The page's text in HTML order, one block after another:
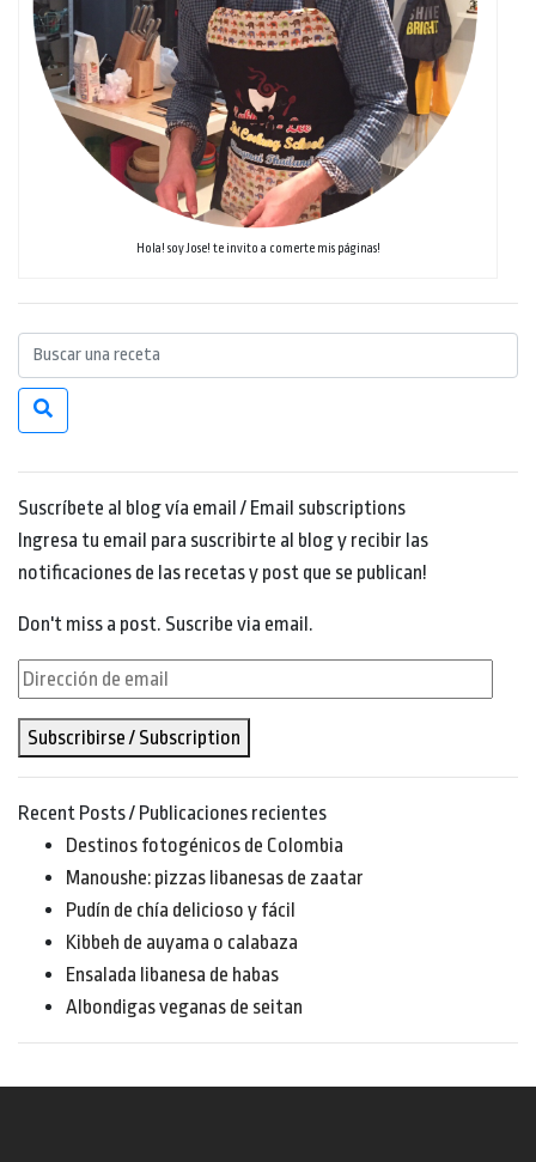
Hola! soy Jose! te invito a comerte mis páginas!
Suscríbete al blog vía email / Email subscriptions
Ingresa tu email para suscribirte al blog y recibir las
notificaciones de las recetas y post que se publican!
Don't miss a post. Suscribe via email.
Dirección
de
email
Subscribirse / Subscription
Recent Posts / Publicaciones recientes
Destinos fotogénicos de Colombia
Manoushe: pizzas libanesas de zaatar
Pudín de chía delicioso y fácil
Kibbeh de auyama o calabaza
Ensalada libanesa de habas
Albondigas veganas de seitan